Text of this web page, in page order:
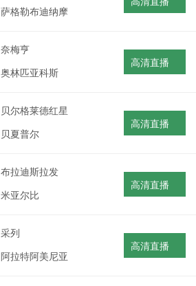
萨格勒布迪纳摩
奈梅亨
奥林匹亚科斯
高清直播
贝尔格莱德红星
贝夏普尔
高清直播
布拉迪斯拉发
米亚尔比
高清直播
采列
阿拉特阿美尼亚
高清直播